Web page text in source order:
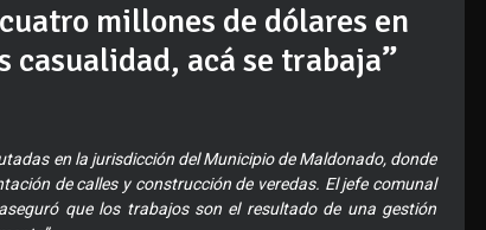
millones de dólares en
casualidad, acá se trabaja”
en la jurisdicción del Municipio de Maldonado, donde
de calles y construcción de veredas. El jefe comunal
que los trabajos son el resultado de una gestión